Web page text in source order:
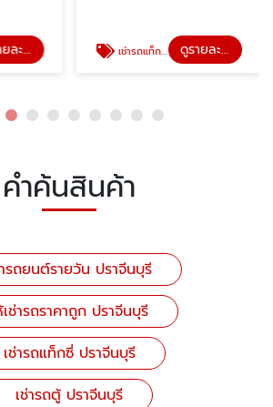
ดูรายละเอียด เช่ารถแท็กซี่ ปราจีนบุรี ดูรายละเอียด
คำค้นสินค้า
รถยนต์รายวัน ปราจีนบุรี
เช่ารถราคาถูก ปราจีนบุรี
เช่ารถแท็กซี่ ปราจีนบุรี
เช่ารถตู้ ปราจีนบุรี